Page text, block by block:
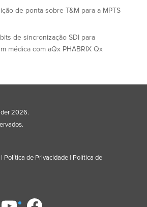
de ponta sobre T&M para a MPTS
de sincronização SDI para
médica com aQx PHABRIX Qx
2026.
Política de Privacidade| Política de